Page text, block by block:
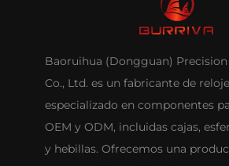
Baoruihua (Dongguan)
Co., Ltd. es un fabricante de
especializado en componentes
OEM y ODM, incluidas cajas,
y hebillas. Ofrecemos una